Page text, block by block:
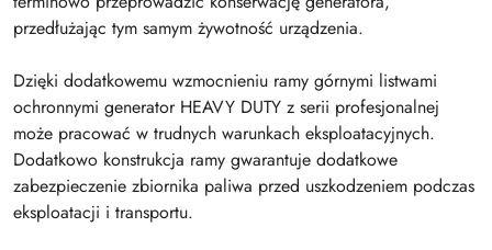
przedłużając tym samym żywotność urządzenia.
Dzięki dodatkowemu wzmocnieniu ramy górnymi listwami
ochronnymi generator HEAVY DUTY z serii profesjonalnej
może pracować w trudnych warunkach eksploatacyjnych.
Dodatkowo konstrukcja ramy gwarantuje dodatkowe
zabezpieczenie zbiornika paliwa przed uszkodzeniem podczas
eksploatacji i transportu.